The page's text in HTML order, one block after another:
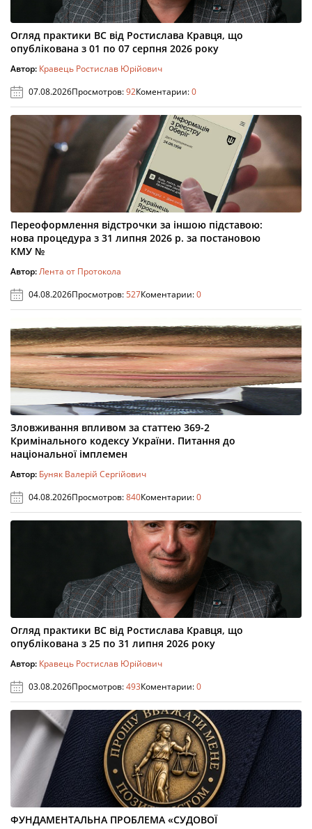
Огляд практики ВС від Ростислава Кравця, що
опублікована з 01 по 07 серпня 2026 року
Автор: Кравець Ростислав Юрійович
07.08.2026Просмотров:92Коментарии:0
Переоформлення відстрочки за іншою підставою:
нова процедура з 31 липня 2026 р. за постановою
КМУ №
Автор:Лента от Протокола
04.08.2026Просмотров:527Коментарии:0
Зловживання впливом за статтею 369-2
Кримінального кодексу України. Питання до
національної імплемен
Автор: Буняк Валерій Сергійович
04.08.2026Просмотров:840Коментарии:0
Огляд практики ВС від Ростислава Кравця, що
опублікована з 25 по 31 липня 2026 року
Автор: Кравець Ростислав Юрійович
03.08.2026Просмотров:493Коментарии:0
ФУНДАМЕНТАЛЬНА ПРОБЛЕМА «СУДОВОЇ